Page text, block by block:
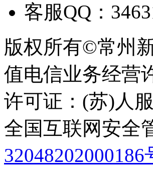
客服QQ：
版权所有©常州
值电信业务经营
许可证：(苏)人
全国互联网安全
32048202000186